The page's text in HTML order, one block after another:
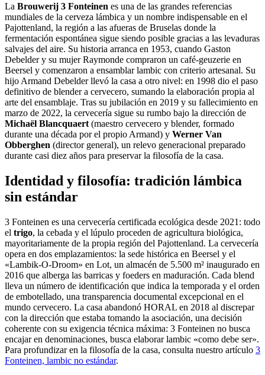
La Brouwerij 3 Fonteinen es una de las grandes referencias
mundiales de la cerveza lámbica y un nombre indispensable en el
Pajottenland, la región a las afueras de Bruselas donde la
fermentación espontánea sigue siendo posible gracias a las levaduras
salvajes del aire. Su historia arranca en 1953, cuando Gaston
Debelder y su mujer Raymonde compraron un café-geuzerie en
Beersel y comenzaron a ensamblar lambic con criterio artesanal. Su
hijo Armand Debelder llevó la casa a otro nivel: en 1998 dio el paso
definitivo de blender a cervecero, sumando la elaboración propia al
arte del ensamblaje. Tras su jubilación en 2019 y su fallecimiento en
marzo de 2022, la cervecería sigue su rumbo bajo la dirección de
Michaël Blancquaert (maestro cervecero y blender, formado
durante una década por el propio Armand) y Werner Van
Obberghen (director general), un relevo generacional preparado
durante casi diez años para preservar la filosofía de la casa.
Identidad y filosofía: tradición lámbica
sin estándar
3 Fonteinen es una cervecería certificada ecológica desde 2021: todo
el trigo, la cebada y el lúpulo proceden de agricultura biológica,
mayoritariamente de la propia región del Pajottenland. La cervecería
opera en dos emplazamientos: la sede histórica en Beersel y el
«Lambik-O-Droom» en Lot, un almacén de 5.500 m² inaugurado en
2016 que alberga las barricas y foeders en maduración. Cada blend
lleva un número de identificación que indica la temporada y el orden
de embotellado, una transparencia documental excepcional en el
mundo cervecero. La casa abandonó HORAL en 2018 al discrepar
con la dirección que estaba tomando la asociación, una decisión
coherente con su exigencia técnica máxima: 3 Fonteinen no busca
encajar en denominaciones, busca elaborar lambic «como debe ser».
Para profundizar en la filosofía de la casa, consulta nuestro artículo 3
Fonteinen, lambic no estándar.